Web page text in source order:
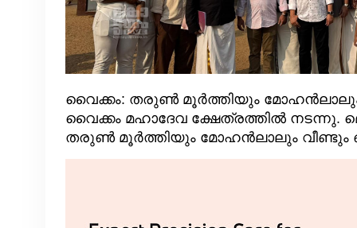
വൈക്കം: തരുൺ മൂർത്തിയും മോഹൻലാലും
വൈക്കം മഹാദേവ ക്ഷേത്രത്തിൽ നടന്നു.
തരുൺ മൂർത്തിയും മോഹൻലാലും വീണ്ടും